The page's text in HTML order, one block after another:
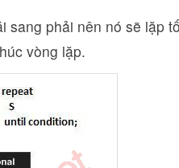
phải nên nó sẽ lặp
vòng lặp.